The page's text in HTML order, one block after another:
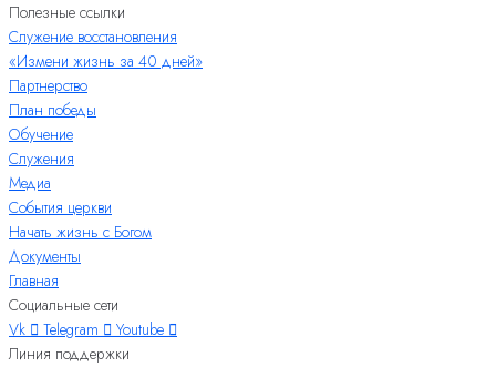
Полезные ссылки
Служение восстановления
«Измени жизнь за 40 дней»
Партнерство
План победы
Обучение
Служения
Медиа
События церкви
Начать жизнь с Богом
Документы
Главная
Социальные сети
Vk
Telegram
Youtube
Линия поддержки